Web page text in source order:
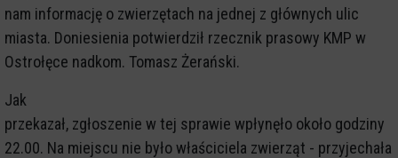
nam informację o zwierzętach na jednej z głównych ulic
miasta. Doniesienia potwierdził rzecznik prasowy KMP w
Ostrołęce nadkom. Tomasz Żerański.
Jak
przekazał, zgłoszenie w tej sprawie wpłynęło około godziny
22.00. Na miejscu nie było właściciela zwierząt - przyjechała